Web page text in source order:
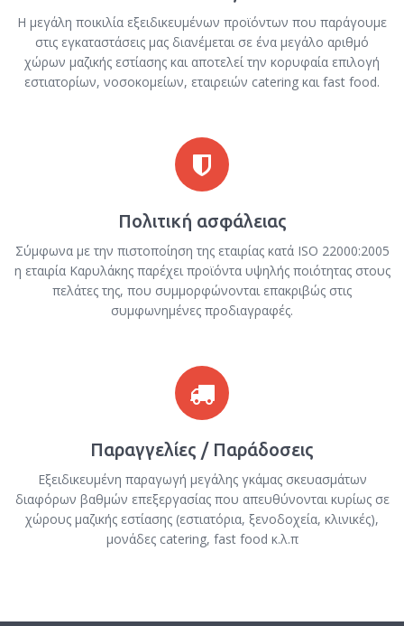
Η μεγάλη ποικιλία εξειδικευμένων προϊόντων που παράγουμε
στις εγκαταστάσεις μας διανέμεται σε ένα μεγάλο αριθμό
χώρων μαζικής εστίασης και αποτελεί την κορυφαία επιλογή
εστιατορίων, νοσοκομείων, εταιρειών catering και fast food.
Πολιτική ασφάλειας
Σύμφωνα με την πιστοποίηση της εταιρίας κατά ISO 22000:2005
η εταιρία Καρυλάκης παρέχει προϊόντα υψηλής ποιότητας στους
πελάτες της, που συμμορφώνονται επακριβώς στις
συμφωνημένες προδιαγραφές.
Παραγγελίες / Παράδοσεις
Εξειδικευμένη παραγωγή μεγάλης γκάμας σκευασμάτων
διαφόρων βαθμών επεξεργασίας που απευθύνονται κυρίως σε
χώρους μαζικής εστίασης (εστιατόρια, ξενοδοχεία, κλινικές),
μονάδες catering, fast food κ.λ.π